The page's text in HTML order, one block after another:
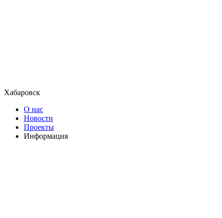
Хабаровск
О нас
Новости
Проекты
Информация